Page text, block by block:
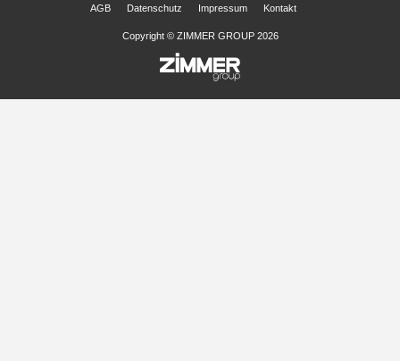
AGB Datenschutz Impressum Kontakt
Copyright © ZIMMER GROUP 2026